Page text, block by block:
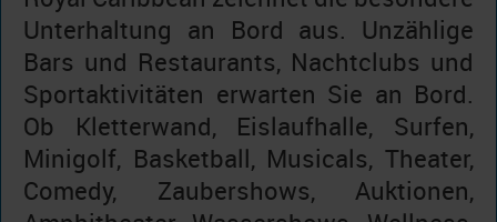
Unterhaltung an Bord aus. Unzählige
Bars und Restaurants, Nachtclubs und
Sportaktivitäten erwarten Sie an Bord.
Ob Kletterwand, Eislaufhalle, Surfen,
Minigolf, Basketball, Musicals, Theater,
Comedy, Zaubershows, Auktionen,